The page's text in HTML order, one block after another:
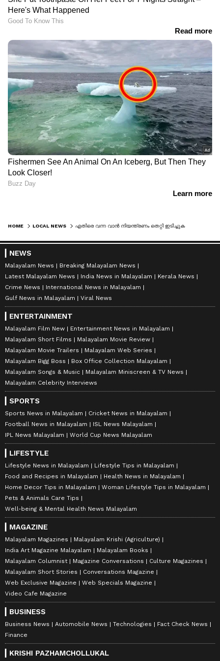
HOME LOCAL NEWS
NEWS
Malayalam News
Breaking Malayalam News
Latest Malayalam News
India News in Malayalam
Kerala News
Crime News
International News in Malayalam
Gulf News in Malayalam
Viral News
ENTERTAINMENT
Malayalam Film New
Entertainment News in Malayalam
Malayalam Short Films
Malayalam Movie Review
Malayalam Movie Trailers
Malayalam Web Series
Malayalam Bigg Boss
Box Office Collection Malayalam
Malayalam Songs & Music
Malayalam Miniscreen & TV News
Malayalam Celebrity Interviews
SPORTS
Sports News in Malayalam
Cricket News in Malayalam
Football News in Malayalam
ISL News Malayalam
IPL News Malayalam
World Cup News Malayalam
LIFESTYLE
Lifestyle News in Malayalam
Lifestyle Tips in Malayalam
Food and Recipes in Malayalam
Health News in Malayalam
Home Decor Tips in Malayalam
Woman Lifestyle Tips in Malayalam
Pets & Animals Care Tips
Well-being & Mental Health News Malayalam
MAGAZINE
Malayalam Magazines
Malayalam Krishi (Agriculture)
India Art Magazine Malayalam
Malayalam Books
Malayalam Columnist
Magazine Conversations
Culture Magazines
Malayalam Short Stories
Conversations Magazine
Web Exclusive Magazine
Web Specials Magazine
Video Cafe Magazine
BUSINESS
Business News Automobile News Technologies
Fact Check News
Finance
KRISHI PAZHAMCHOLLUKAL